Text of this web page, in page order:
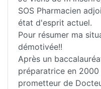
SOS Pharmacien
état d'esprit actuel.
Pour résumer ma
démotivée!!
Après un
préparatrice en
prometteur de